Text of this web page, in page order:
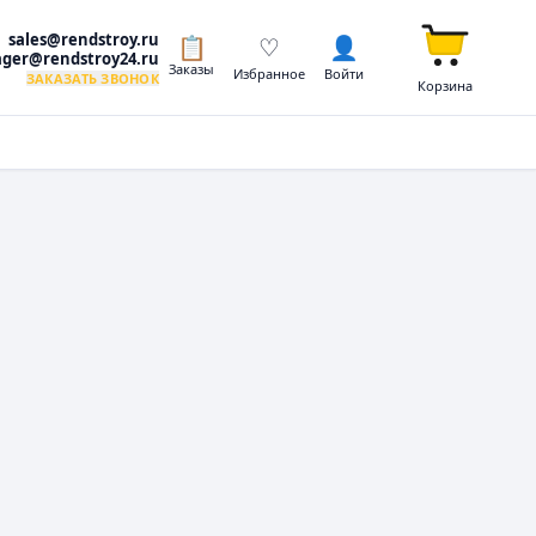
sales@rendstroy.ru
ЗАКАЗАТЬ ЗВОНОК
📋
Заказы
♡
Избранное
👤
Войти
Корзина